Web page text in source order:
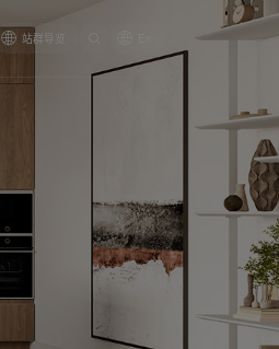
站群导览
G